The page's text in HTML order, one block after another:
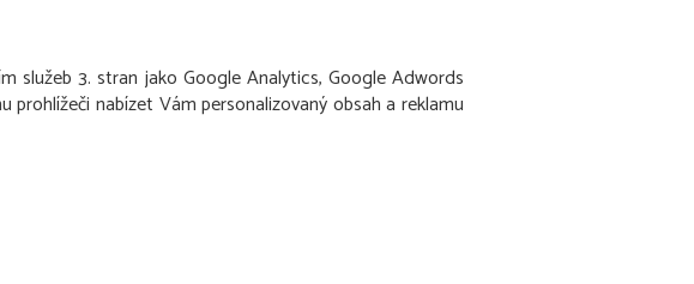
služeb 3. stran jako Google Analytics, Google Adwords
nabízet Vám personalizovaný obsah a reklamu